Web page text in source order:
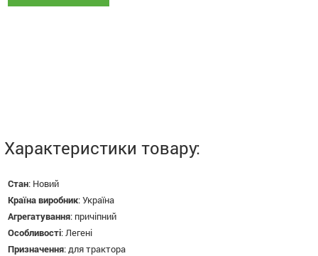
Характеристики товару:
Стан: Новий
Країна виробник:Україна
Агрегатування: причіпний
Особливості: Легені
Призначення: для трактора